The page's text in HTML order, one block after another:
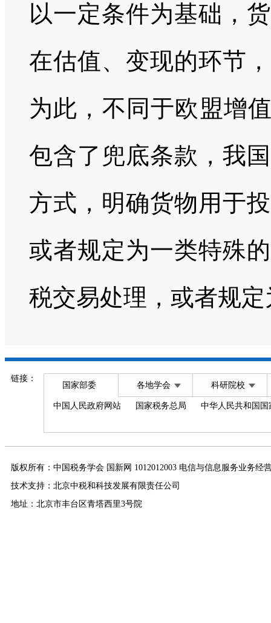
以一定条件为基础，
在估值、变现的环节
为此，不同于欧盟增
包含了兜底条款，我
方式，明确货物用于
或者规定为一类特殊
税交易处理，或者规
链接：
国家部委 各地学会 科研院校
中国人民政府网站 国家税务总局 中华人民共和国
版权所有：中国税务学会 国新网 1012012003 电信与信息服务业务经
技术支持：北京中税和科技发展有限责任公司
地址：北京市丰台区青塔西里3号院